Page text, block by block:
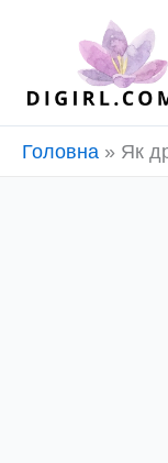
Головна » Як